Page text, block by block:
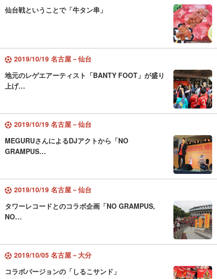
仙台戦ということで「牛タン串」
2019/10/19 名古屋－仙台
地元のレゲエアーティスト「BANTY FOOT」が盛り
上げ…
2019/10/19 名古屋－仙台
MEGURUさんによるDJアクトから「NO
GRAMPUS…
2019/10/19 名古屋－仙台
タワーレコードとのコラボ企画「NO GRAMPUS,
NO…
2019/10/05 名古屋－大分
コラボバージョンの「しるこサンド」